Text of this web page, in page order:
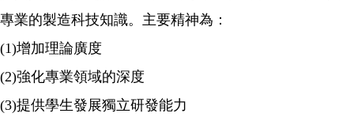
專業的製造科技知識。主要精神為：
(1)增加理論廣度
(2)強化專業領域的深度
(3)提供學生發展獨立研發能力